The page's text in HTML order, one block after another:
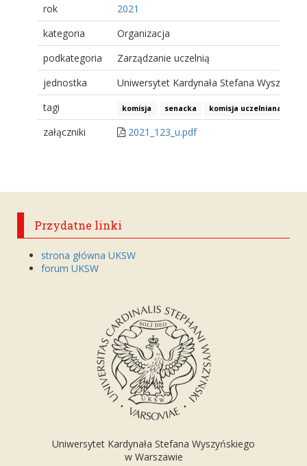
rok
2021
kategoria
Organizacja
podkategoria
Zarządzanie uczelnią
jednostka
Uniwersytet Kardynała Stefana
tagi
komisja senacka komisja uczelniana
załączniki 2021_123_u.pdf
Przydatne linki
strona główna UKSW
forum UKSW
Uniwersytet Kardynała Stefana Wyszyńskiego
w Warszawie